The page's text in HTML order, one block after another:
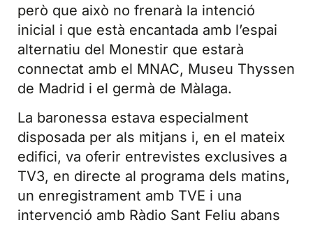
però que això no frenarà la intenció
inicial i que està encantada amb l’espai
alternatiu del Monestir que estarà
connectat amb el MNAC, Museu Thyssen
de Madrid i el germà de Màlaga.
La baronessa estava especialment
disposada per als mitjans i, en el mateix
edifici, va oferir entrevistes exclusives a
TV3, en directe al programa dels matins,
un enregistrament amb TVE i una
intervenció amb Ràdio Sant Feliu abans